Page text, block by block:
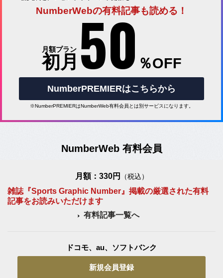
NumberWebの有料記事も読める！
月額プラン
初月 50 ％OFF
NumberPREMIERはこちらから
※NumberPREMIERはNumberWeb有料会員とは別サービスになります。
NumberWeb 有料会員
月額：330円 （税込）
雑誌『Sports Graphic Number』掲載の厳選された有料
記事をお読みいただけます
有料記事一覧へ
ドコモ、au、ソフトバンク
新規会員登録